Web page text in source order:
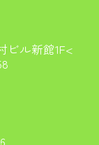
ビル新館1F<